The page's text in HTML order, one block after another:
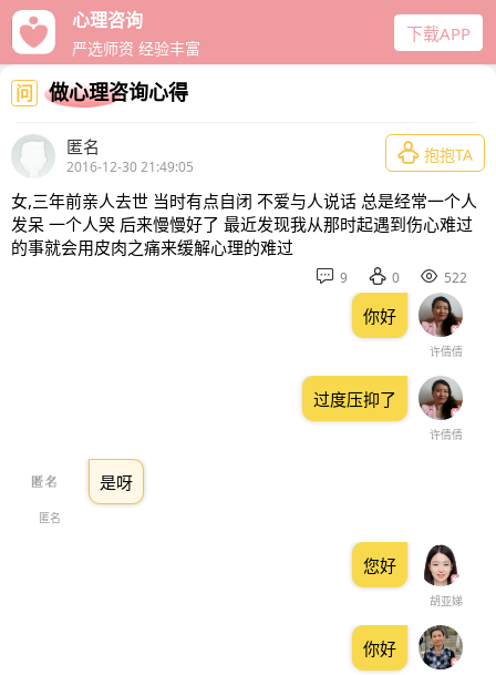
心理咨询
严选师资 经验丰富
下载APP
问 做心理咨询心得
匿名
2016-12-30 21:49:05
 抱抱TA
女,三年前亲人去世 当时有点自闭 不爱与人说话 总是经常一个人
发呆 一个人哭 后来慢慢好了 最近发现我从那时起遇到伤心难过
的事就会用皮肉之痛来缓解心理的难过
 9  0  522
许倩倩
你好
许倩倩
过度压抑了
匿名
是呀
胡亚娣
您好
你好